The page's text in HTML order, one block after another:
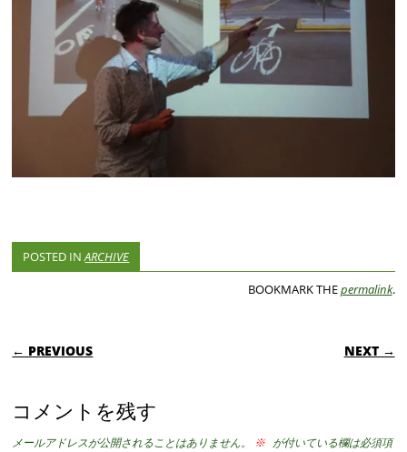
POSTED INARCHIVE
BOOKMARK THEpermalink.
POST NAVIGATION
← PREVIOUS NEXT →
コメントを残す
メールアドレスが公開されることはありません。 ※ が付いている欄は必須項